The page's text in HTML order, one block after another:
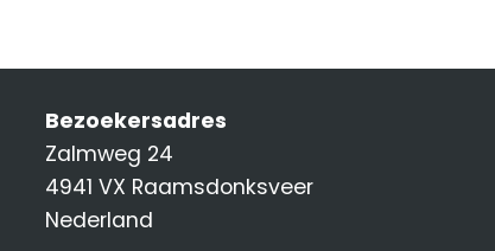
Bezoekersadres
Zalmweg 24
4941 VX Raamsdonksveer
Nederland